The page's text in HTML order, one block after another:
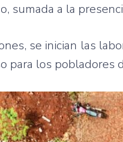
sumada a la
se inician las
para los pobladores